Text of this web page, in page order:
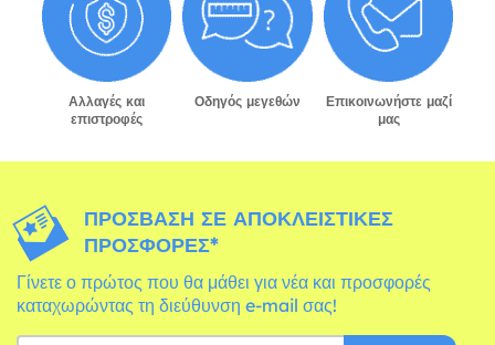
Αλλαγές και
επιστροφές
Οδηγός μεγεθών
Επικοινωνήστε μαζί
μας
ΠΡΌΣΒΑΣΗ ΣΕ ΑΠΟΚΛΕΙΣΤΙΚΈΣ
ΠΡΟΣΦΟΡΈΣ*
Γίνετε ο πρώτος που θα μάθει για νέα και προσφορές
καταχωρώντας τη διεύθυνση e-mail σας!